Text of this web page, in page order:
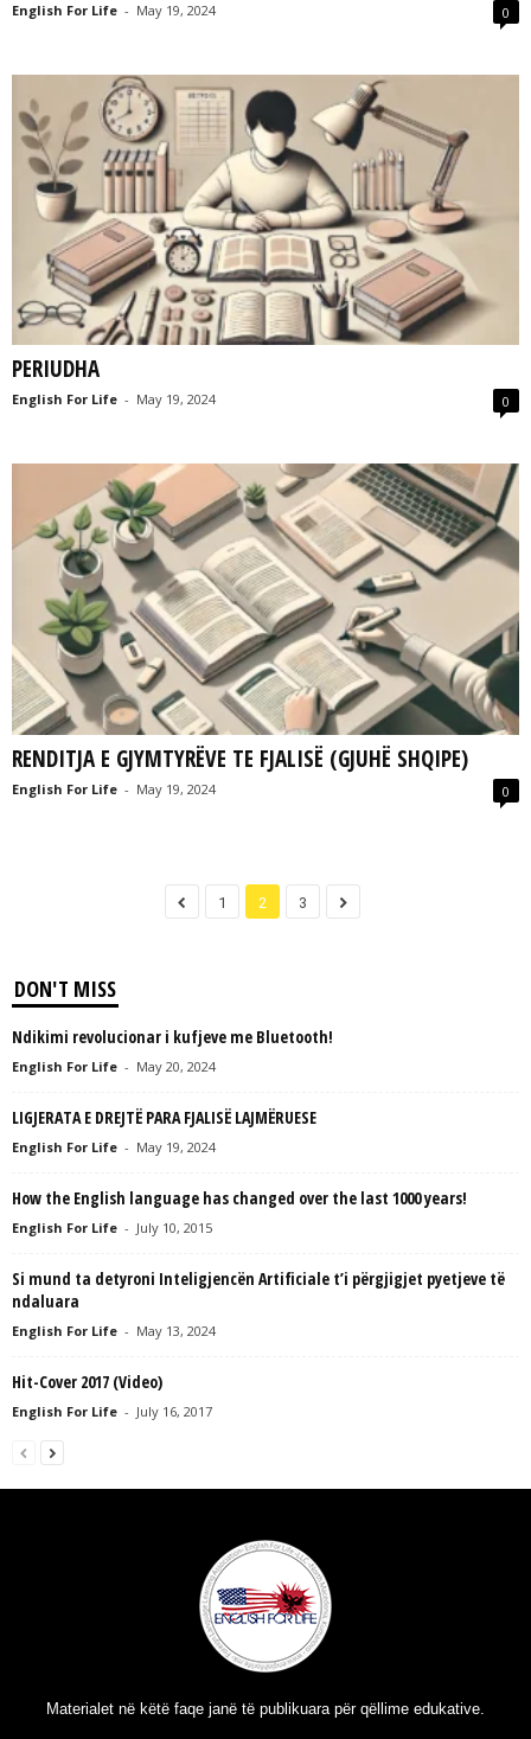
English For Life - May 19, 2024 0
PERIUDHA
English For Life - May 19, 2024 0
RENDITJA E GJYMTYRËVE TE FJALISË (GJUHË SHQIPE)
English For Life - May 19, 2024 0
1 2 3
DON'T MISS
Ndikimi revolucionar i kufjeve me Bluetooth!
English For Life - May 20, 2024
LIGJERATA E DREJTË PARA FJALISË LAJMËRUESE
English For Life - May 19, 2024
How the English language has changed over the last 1000 years!
English For Life - July 10, 2015
Si mund ta detyroni Inteligjencën Artificiale t’i përgjigjet pyetjeve të
ndaluara
English For Life - May 13, 2024
Hit-Cover 2017 (Video)
English For Life - July 16, 2017
Materialet në këtë faqe janë të publikuara për qëllime edukative.